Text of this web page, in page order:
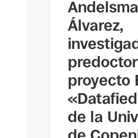
Álvarez,
proyecto
de la